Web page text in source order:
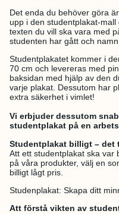
Det enda du behöver göra
upp i den studentplakat-
texten du vill ska vara med
studenten har gått och
Studentplakatet kommer i
70 cm och levereras med
baksidan med hjälp av den
varje plakat. Dessutom har
extra säkerhet i vimlet!
Vi erbjuder dessutom
studentplakat på en
Studentplakat billigt – det
Att ett studentplakat ska var
på våra produkter, välj en
billigt lågt pris.
Studenplakat: Skapa ditt
Att förstå vikten av